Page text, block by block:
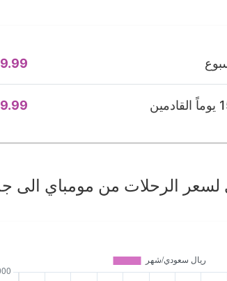
لسعر الرحلات من مومباي الى